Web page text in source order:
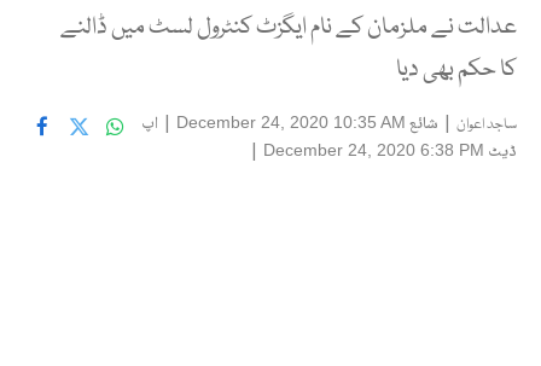
عدالت نے ملزمان کے نام ایگزٹ کنٹرول لسٹ میں ڈالنے
کا حکم بھی دیا
ساجد اعوان | شائع December 24, 2020 10:35 AM
| اپ
ڈیٹ December 24, 2020 6:38 PM
|